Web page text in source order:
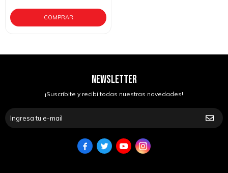
NEWSLETTER
¡Suscribite y recibí todas nuestras novedades!
   